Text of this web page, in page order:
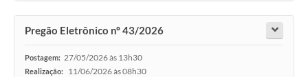
Pregão Eletrônico nº 43/2026
Postagem: 27/05/2026 às 13h30
Realização: 11/06/2026 às 08h30